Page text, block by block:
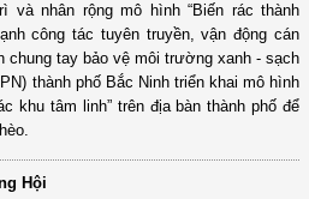
và nhân rộng mô hình “Biến rác thành
công tác tuyên truyền, vận động cán
chung tay bảo vệ môi trường xanh - sạch
thành phố Bắc Ninh triển khai mô hình
khu tâm linh” trên địa bàn thành phố để
Hội